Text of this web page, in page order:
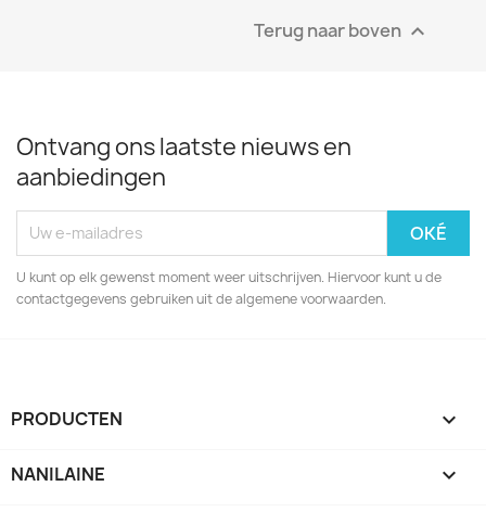
Terug naar boven 
Ontvang ons laatste nieuws en
aanbiedingen
U kunt op elk gewenst moment weer uitschrijven. Hiervoor kunt u de
contactgegevens gebruiken uit de algemene voorwaarden.
PRODUCTEN 
NANILAINE 